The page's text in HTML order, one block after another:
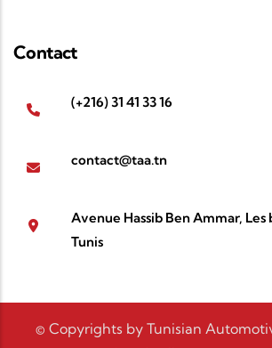
Contact
(+216) 31 41 33 16
contact@taa.tn
Avenue Hassib Ben Ammar, Les
Tunis
© Copyrights by Tunisian